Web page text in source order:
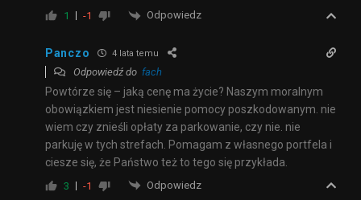
1 -1 Odpowiedz
Panczo 4 lata temu
Odpowiedź do fach
Powtórze się – jaką cenę ma życie? Naszym moralnym
obowiązkiem jest niesienie pomocy poszkodowanym. nie
wiem czy znieśli opłaty za parkowanie, czy nie. nie
parkuję w tych strefach. Pomagam z własnego portfela i
ciesze się, że Państwo też to tego się przykłada.
3 -1 Odpowiedz